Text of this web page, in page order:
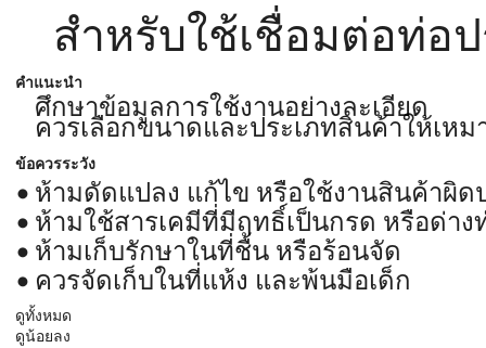
สำหรับใช้เชื่อมต่อท่อป
คำแนะนำ
ศึกษาข้อมูลการใช้งานอย่างละเอียด
ควรเลือกขนาดและประเภทสินค้าให้เห
ข้อควรระวัง
ห้ามดัดแปลง แก้ไข หรือใช้งานสินค้าผิด
ห้ามใช้สารเคมีที่มีฤทธิ์เป็นกรด หรือด่าง
ห้ามเก็บรักษาในที่ชื้น หรือร้อนจัด
ควรจัดเก็บในที่แห้ง และพ้นมือเด็ก
ดูทั้งหมด
ดูน้อยลง